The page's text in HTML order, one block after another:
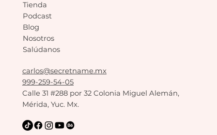
carlos@secretname.mx
999-259-54-05
Calle 31 #288 por 32 Colonia Miguel Alemán,
Mérida, Yuc. Mx.
Tienda
Podcast
Blog
Nosotros
Salúdanos